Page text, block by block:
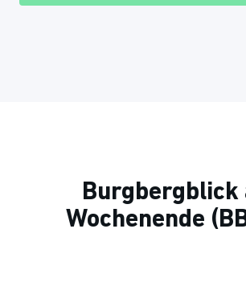
Burgbergblick
Wochenende